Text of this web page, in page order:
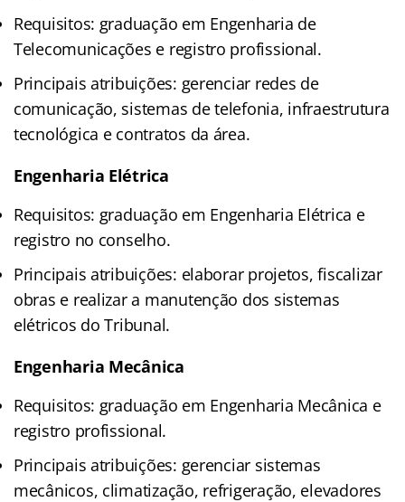
Requisitos: graduação em Engenharia de
Telecomunicações e registro profissional.
Principais atribuições: gerenciar redes de
comunicação, sistemas de telefonia, infraestrutura
tecnológica e contratos da área.
Engenharia Elétrica
Requisitos: graduação em Engenharia Elétrica e
registro no conselho.
Principais atribuições: elaborar projetos, fiscalizar
obras e realizar a manutenção dos sistemas
elétricos do Tribunal.
Engenharia Mecânica
Requisitos: graduação em Engenharia Mecânica e
registro profissional.
Principais atribuições: gerenciar sistemas
mecânicos, climatização, refrigeração, elevadores